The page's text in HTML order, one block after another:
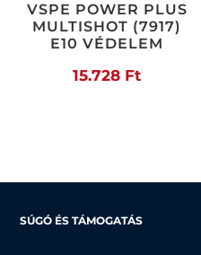
VSPE POWER PLUS
MULTISHOT (7917)
E10 VÉDELEM
15.728 Ft
SÚGÓ ÉS TÁMOGATÁS